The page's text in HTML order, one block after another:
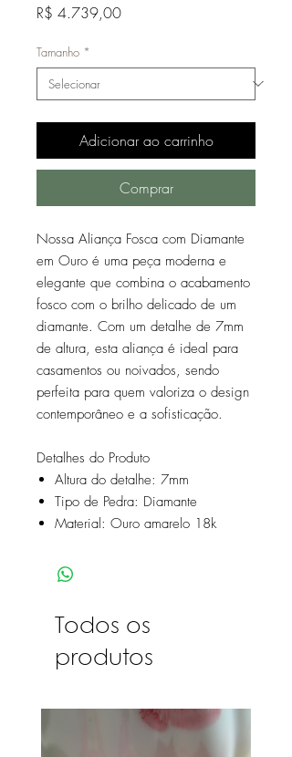
R$ 4.739,00Preço
Tamanho *
Adicionar ao carrinho
Comprar
Nossa Aliança Fosca com Diamante
em Ouro é uma peça moderna e
elegante que combina o acabamento
fosco com o brilho delicado de um
diamante. Com um detalhe de 7mm
de altura, esta aliança é ideal para
casamentos ou noivados, sendo
perfeita para quem valoriza o design
contemporâneo e a sofisticação.
Detalhes do Produto
Altura do detalhe: 7mm
Tipo de Pedra: Diamante
Material: Ouro amarelo 18k
Todos os
produtos